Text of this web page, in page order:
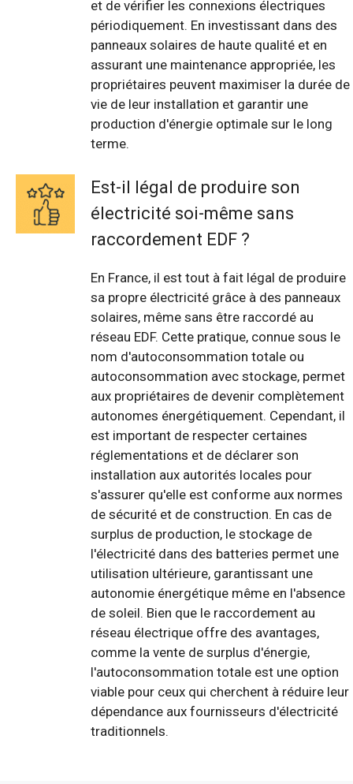
et de vérifier les connexions électriques
périodiquement. En investissant dans des
panneaux solaires de haute qualité et en
assurant une maintenance appropriée, les
propriétaires peuvent maximiser la durée de
vie de leur installation et garantir une
production d'énergie optimale sur le long
terme.
Est-il légal de produire son
électricité soi-même sans
raccordement EDF ?
En France, il est tout à fait légal de produire
sa propre électricité grâce à des panneaux
solaires, même sans être raccordé au
réseau EDF. Cette pratique, connue sous le
nom d'autoconsommation totale ou
autoconsommation avec stockage, permet
aux propriétaires de devenir complètement
autonomes énergétiquement. Cependant, il
est important de respecter certaines
réglementations et de déclarer son
installation aux autorités locales pour
s'assurer qu'elle est conforme aux normes
de sécurité et de construction. En cas de
surplus de production, le stockage de
l'électricité dans des batteries permet une
utilisation ultérieure, garantissant une
autonomie énergétique même en l'absence
de soleil. Bien que le raccordement au
réseau électrique offre des avantages,
comme la vente de surplus d'énergie,
l'autoconsommation totale est une option
viable pour ceux qui cherchent à réduire leur
dépendance aux fournisseurs d'électricité
traditionnels.